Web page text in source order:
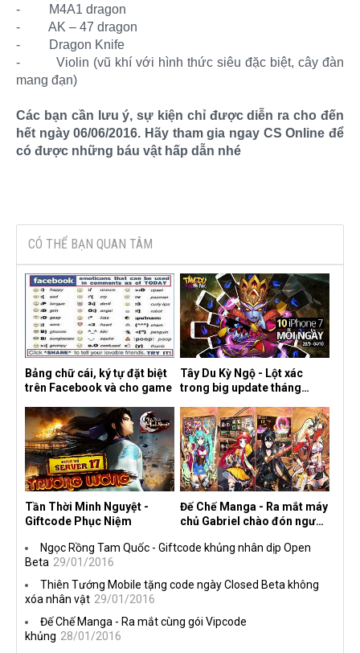
-
M4A1 dragon
-
AK – 47 dragon
-
Dragon Knife
-
Violin (vũ khí với hình thức siêu đặc biệt, cây đàn
mang đạn)
Các bạn cần lưu ý, sự kiện chỉ được diễn ra cho đến
hết ngày 06/06/2016. Hãy tham gia ngay CS Online để
có được những báu vật hấp dẫn nhé
CÓ THỂ BẠN QUAN TÂM
Bảng chữ cái, ký tự đặt biệt
trên Facebook và cho game
Tây Du Kỳ Ngộ - Lột xác
trong big update tháng
Tần Thời Minh Nguyệt -
Giftcode Phục Niệm
Đế Chế Manga - Ra mắt máy
chủ Gabriel chào đón người
Ngọc Rồng Tam Quốc - Giftcode khủng nhân dịp Open
Beta 29/01/2016
Thiên Tướng Mobile tặng code ngày Closed Beta không
xóa nhân vật 29/01/2016
Đế Chế Manga - Ra mắt cùng gói Vipcode
khủng 28/01/2016